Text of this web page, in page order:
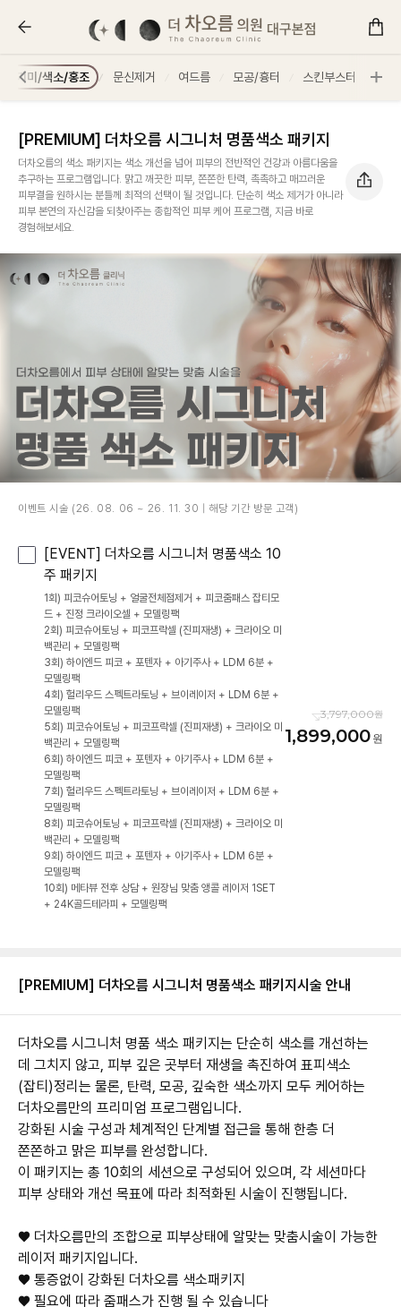
[PREMIUM] 더차오름 시그니처 명품색소 패키지 :: 더 차
기미/색소/홍조 문신제거 여드름 모공/흉터 스킨부스터 스
[PREMIUM] 더차오름 시그니처 명품색소 패키지
더차오름의 색소 패키지는 색소 개선을 넘어 피부의 전반적인 건강과 아름다움을
추구하는 프로그램입니다. 맑고 깨끗한 피부, 쫀쫀한 탄력, 촉촉하고 매끄러운
피부결을 원하시는 분들께 최적의 선택이 될 것입니다. 단순히 색소 제거가 아니라
피부 본연의 자신감을 되찾아주는 종합적인 피부 케어 프로그램, 지금 바로
경험해보세요.
[PREMIUM] 더차오름 시그니처 명품색소 패키지 시술 안내
더차오름 시그니처 명품 색소 패키지는 단순히 색소를 개선하는
데 그치지 않고, 피부 깊은 곳부터 재생을 촉진하여 표피색소
(잡티)정리는 물론, 탄력, 모공, 깊숙한 색소까지 모두 케어하는
더차오름만의 프리미엄 프로그램입니다.
강화된 시술 구성과 체계적인 단계별 접근을 통해 한층 더
쫀쫀하고 맑은 피부를 완성합니다.
이 패키지는 총 10회의 세션으로 구성되어 있으며, 각 세션마다
♥ 더차오름만의 조합으로 피부상태에 알맞는 맞춤시술이 가능한
레이저 패키지입니다.
♥ 통증없이 강화된 더차오름 색소패키지
♥ 필요에 따라 줌패스가 진행 될 수 있습니다
이벤트 시술 (26. 08. 06 ~ 26. 11. 30 | 해당 기간 방문 고객)
[EVENT] 더차오름 시그니처 명품색소 10
주 패키지
1회) 피코슈어토닝 + 얼굴전체점제거 + 피코줌패스 잡티모
드 + 진정 크라이오셀 + 모델링팩
2회) 피코슈어토닝 + 피코프락셀 (진피재생) + 크라이오 미
백관리 + 모델링팩
3회) 하이엔드 피코 + 포텐자 + 아기주사 + LDM 6분 +
모델링팩
4회) 헐리우드 스펙트라토닝 + 브이레이저 + LDM 6분 +
모델링팩
5회) 피코슈어토닝 + 피코프락셀 (진피재생) + 크라이오 미
백관리 + 모델링팩
6회) 하이엔드 피코 + 포텐자 + 아기주사 + LDM 6분 +
모델링팩
7회) 헐리우드 스펙트라토닝 + 브이레이저 + LDM 6분 +
모델링팩
8회) 피코슈어토닝 + 피코프락셀 (진피재생) + 크라이오 미
백관리 + 모델링팩
9회) 하이엔드 피코 + 포텐자 + 아기주사 + LDM 6분 +
모델링팩
10회) 메타뷰 전후 상담 + 원장님 맞춤 앵콜 레이저 1SET
3,797,000
1,899,000